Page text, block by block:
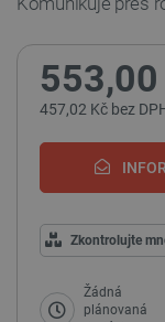
457,02 Kč bez
Zkontrolujte
Žádná
plánovaná